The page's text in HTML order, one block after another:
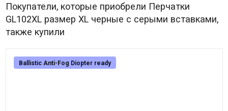
Покупатели, которые приобрели Перчатки
GL102XL размер XL черные с серыми вставками,
также купили
Ballistic Anti-Fog Diopter ready